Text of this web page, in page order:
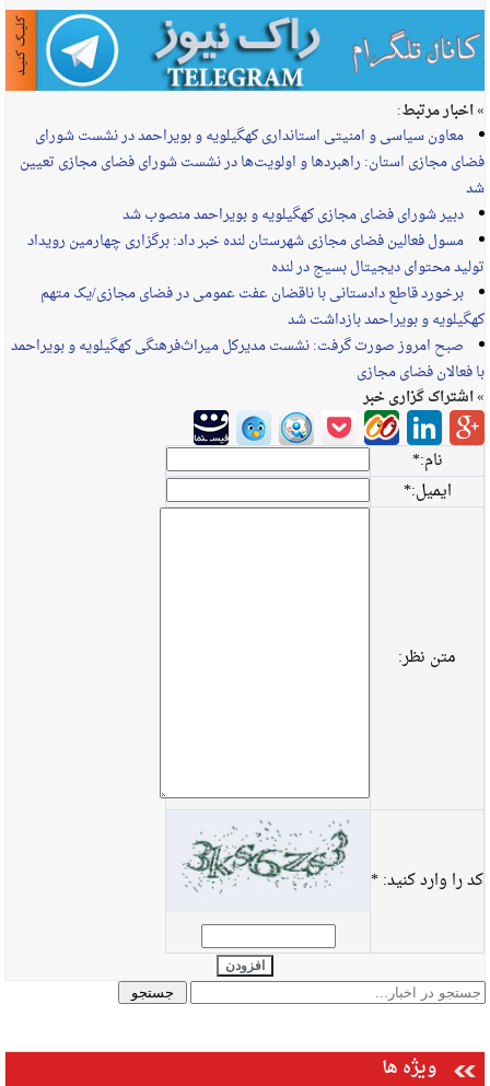
» اخبار مرتبط:
معاون سیاسی و امنیتی استانداری کهگیلویه و بویراحمد در نشست شورای
فضای مجازی استان: راهبردها و اولویت‌ها در نشست شورای فضای مجازی تعیین
شد
دبیر شورای فضای مجازی کهگیلویه و بویراحمد منصوب شد
مسول فعالین فضای مجازی شهرستان لنده خبر داد: برگزاری چهارمین رویداد
تولید محتوای دیجیتال بسیج در لنده
برخورد قاطع دادستانی با ناقضان عفت عمومی در فضای مجازی/یک متهم
کهگیلویه و بویراحمد بازداشت شد
صبح امروز صورت گرفت: نشست مدیرکل میراث‌فرهنگی کهگیلویه و بویراحمد
با فعالان فضای مجازی
» اشتراک گزاری خبر
نام:*
ایمیل:*
متن نظر:
کد را وارد کنید:*
افزودن
ویژه ها